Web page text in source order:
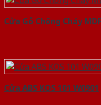
Cửa Gỗ Chống Cháy
Cửa ABS KOS 101 W0901